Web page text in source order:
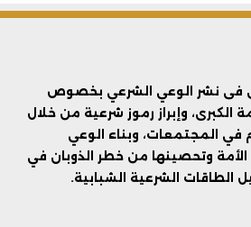
فى نشر الوعي الشرعي بخصوص
الكبرى، وإبراز رموز شرعية من خلال
في المجتمعات، وبناء الوعي
الأمة وتحصينها من خطر الذوبان في
الطاقات الشرعية الشبابية.